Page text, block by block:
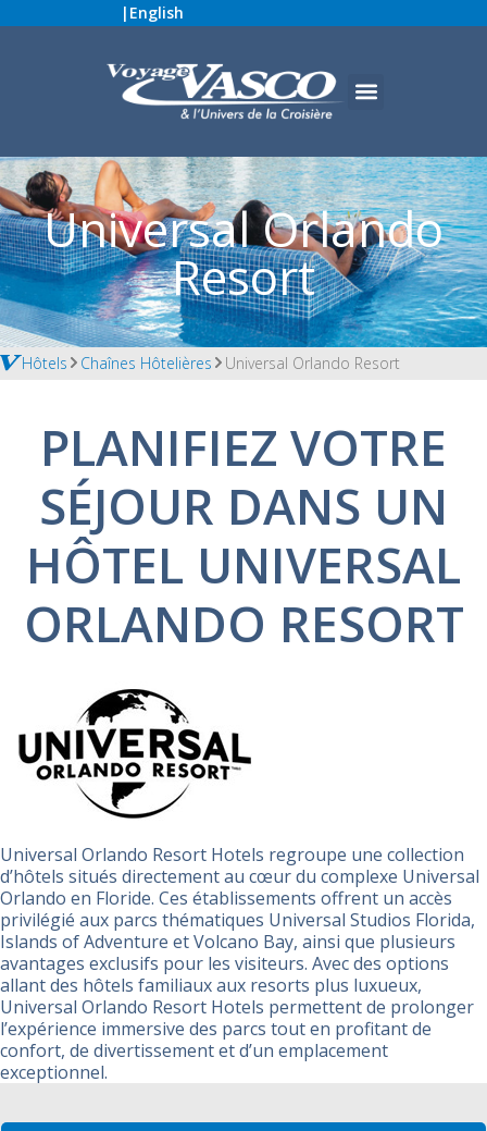
| English
Universal Orlando
Resort
Hôtels Chaînes Hôtelières Universal Orlando Resort
PLANIFIEZ VOTRE
SÉJOUR DANS UN
HÔTEL UNIVERSAL
ORLANDO RESORT
Universal Orlando Resort Hotels regroupe une collection
d’hôtels situés directement au cœur du complexe Universal
Orlando en Floride. Ces établissements offrent un accès
privilégié aux parcs thématiques Universal Studios Florida,
Islands of Adventure et Volcano Bay, ainsi que plusieurs
avantages exclusifs pour les visiteurs. Avec des options
allant des hôtels familiaux aux resorts plus luxueux,
Universal Orlando Resort Hotels permettent de prolonger
l’expérience immersive des parcs tout en profitant de
confort, de divertissement et d’un emplacement
exceptionnel.